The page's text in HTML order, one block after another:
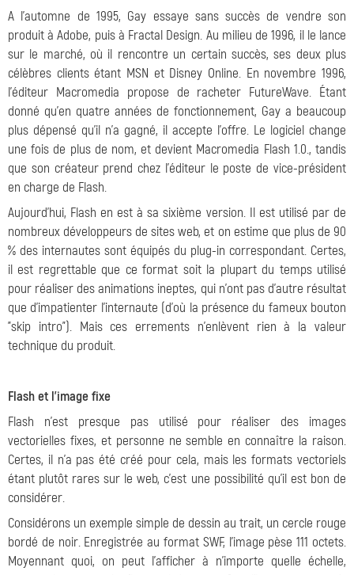
A l'automne de 1995, Gay essaye sans succès de vendre son
produit à Adobe, puis à Fractal Design. Au milieu de 1996, il le lance
sur le marché, où il rencontre un certain succès, ses deux plus
célèbres clients étant MSN et Disney Online. En novembre 1996,
l'éditeur Macromedia propose de racheter FutureWave. Étant
donné qu'en quatre années de fonctionnement, Gay a beaucoup
plus dépensé qu'il n'a gagné, il accepte l'offre. Le logiciel change
une fois de plus de nom, et devient Macromedia Flash 1.0., tandis
que son créateur prend chez l'éditeur le poste de vice-président
en charge de Flash.
Aujourd'hui, Flash en est à sa sixième version. Il est utilisé par de
nombreux développeurs de sites web, et on estime que plus de 90
% des internautes sont équipés du plug-in correspondant. Certes,
il est regrettable que ce format soit la plupart du temps utilisé
pour réaliser des animations ineptes, qui n'ont pas d'autre résultat
que d'impatienter l'internaute (d'où la présence du fameux bouton
"skip intro"). Mais ces errements n'enlèvent rien à la valeur
technique du produit.
Flash et l'image fixe
Flash n'est presque pas utilisé pour réaliser des images
vectorielles fixes, et personne ne semble en connaître la raison.
Certes, il n'a pas été créé pour cela, mais les formats vectoriels
étant plutôt rares sur le web, c'est une possibilité qu'il est bon de
considérer.
Considérons un exemple simple de dessin au trait, un cercle rouge
bordé de noir. Enregistrée au format SWF, l'image pèse 111 octets.
Moyennant quoi, on peut l'afficher à n'importe quelle échelle,